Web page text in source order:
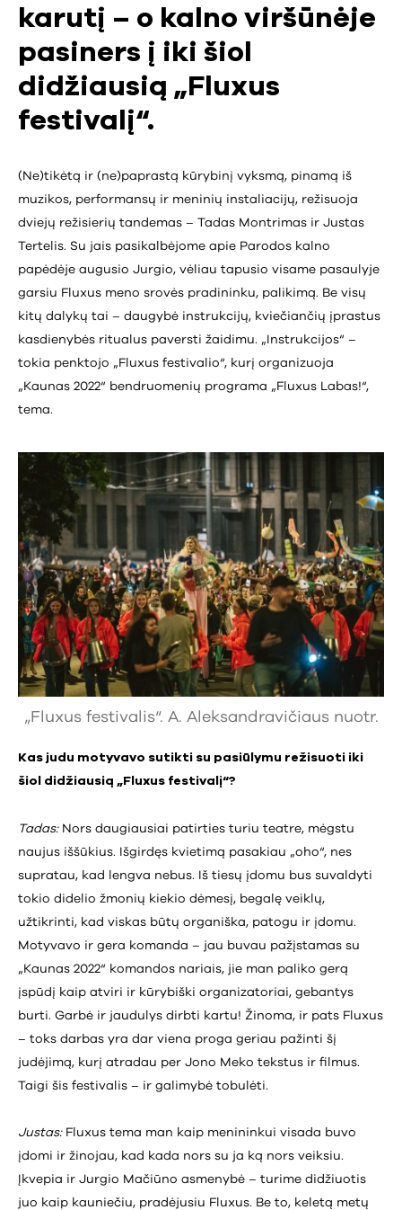
karutį – o kalno viršūnėje
pasiners į iki šiol
didžiausią „Fluxus
festivalį“.
(Ne)tikėtą ir (ne)paprastą kūrybinį vyksmą, pinamą iš
muzikos, performansų ir meninių instaliacijų, režisuoja
dviejų režisierių tandemas – Tadas Montrimas ir Justas
Tertelis. Su jais pasikalbėjome apie Parodos kalno
papėdėje augusio Jurgio, vėliau tapusio visame pasaulyje
garsiu Fluxus meno srovės pradininku, palikimą. Be visų
kitų dalykų tai – daugybė instrukcijų, kviečiančių įprastus
kasdienybės ritualus paversti žaidimu. „Instrukcijos“ –
tokia penktojo „Fluxus festivalio“, kurį organizuoja
„Kaunas 2022“ bendruomenių programa „Fluxus Labas!“,
tema.
„Fluxus festivalis“. A. Aleksandravičiaus nuotr.
Kas judu motyvavo sutikti su pasiūlymu režisuoti iki
šiol didžiausią „Fluxus festivalį“?
Tadas: Nors daugiausiai patirties turiu teatre, mėgstu
naujus iššūkius. Išgirdęs kvietimą pasakiau „oho“, nes
supratau, kad lengva nebus. Iš tiesų įdomu bus suvaldyti
tokio didelio žmonių kiekio dėmesį, begalę veiklų,
užtikrinti, kad viskas būtų organiška, patogu ir įdomu.
Motyvavo ir gera komanda – jau buvau pažįstamas su
„Kaunas 2022“ komandos nariais, jie man paliko gerą
įspūdį kaip atviri ir kūrybiški organizatoriai, gebantys
burti. Garbė ir jaudulys dirbti kartu! Žinoma, ir pats Fluxus
– toks darbas yra dar viena proga geriau pažinti šį
judėjimą, kurį atradau per Jono Meko tekstus ir filmus.
Taigi šis festivalis – ir galimybė tobulėti.
Justas:Fluxus tema man kaip menininkui visada buvo
įdomi ir žinojau, kad kada nors su ja ką nors veiksiu.
Įkvepia ir Jurgio Mačiūno asmenybė – turime didžiuotis
juo kaip kauniečiu, pradėjusiu Fluxus. Be to, keletą metų